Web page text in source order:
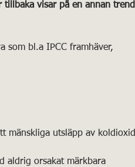
tillbaka visar på en annan trend
som bl.a IPCC framhäver,
mänskliga utsläpp av koldioxid
aldrig orsakat märkbara